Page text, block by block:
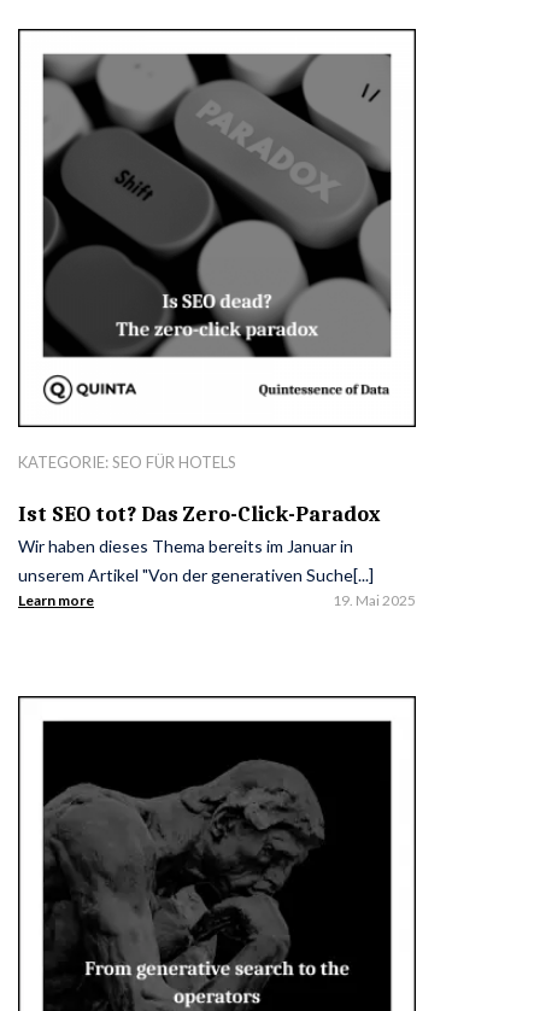
KATEGORIE:SEO FÜR HOTELS
Ist SEO tot? Das Zero-Click-Paradox
Wir haben dieses Thema bereits im Januar in
unserem Artikel "Von der generativen Suche[...]
Learn more 19. Mai 2025